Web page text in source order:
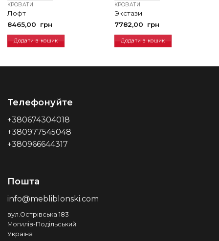
КРОВАТИ
Лофт
8465,00
грн
Додати в кошик
КРОВАТИ
Экстази
7782,00
грн
Додати в кошик
Телефонуйте
+380674304018
+380977545048
+380966644317
Пошта
info@mebliblonski.com
вул.Острівська 183
Могилів-Подільський
Україна